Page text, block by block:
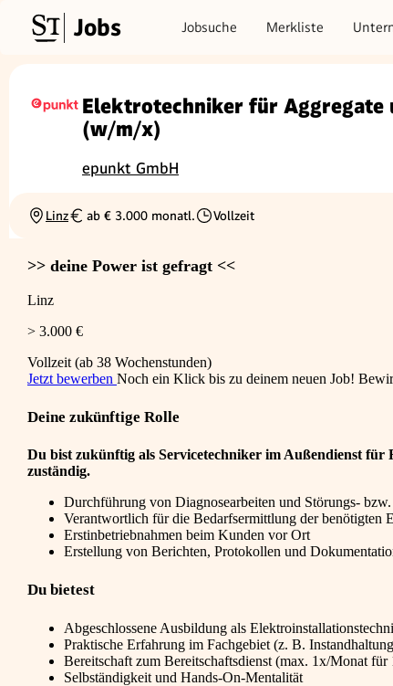
Jobs Jobsuche Merkliste
Elektrotechniker für Aggregate
(w/m/x)
epunkt GmbH
Ortschaft
Linz
Gehalt
ab € 3.000 monatl.
Beschäftigungsart
Vollzeit
>> deine Power ist gefragt <<
Linz
> 3.000 €
Vollzeit (ab 38 Wochenstunden)
Jetzt bewerben Noch ein Klick bis zu deinem neuen Job!
Deine zukünftige Rolle
Du bist zukünftig als Servicetechniker im Außendienst
zuständig.
Durchführung von Diagnosearbeiten und Störungs- bzw.
Verantwortlich für die Bedarfsermittlung der benötigten
Erstinbetriebnahmen beim Kunden vor Ort
Erstellung von Berichten, Protokollen und
Du bietest
Abgeschlossene Ausbildung als
Praktische Erfahrung im Fachgebiet (z. B.
Bereitschaft zum Bereitschaftsdienst (max. 1x/Monat für
Selbständigkeit und Hands-On-Mentalität